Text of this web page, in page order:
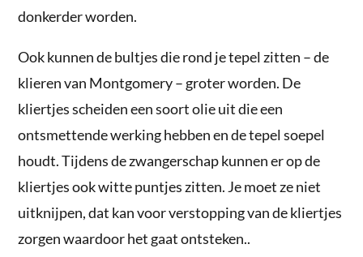
donkerder worden.
Ook kunnen de bultjes die rond je tepel zitten – de
klieren van Montgomery – groter worden. De
kliertjes scheiden een soort olie uit die een
ontsmettende werking hebben en de tepel soepel
houdt. Tijdens de zwangerschap kunnen er op de
kliertjes ook witte puntjes zitten. Je moet ze niet
uitknijpen, dat kan voor verstopping van de kliertjes
zorgen waardoor het gaat ontsteken..